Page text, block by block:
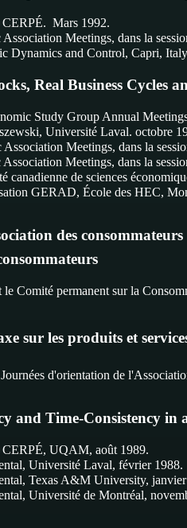
CERPÉ. Mars 1992.
Association Meetings, dans la
Dynamics and Control, Capri,
Real Business Cycles
Study Group Annual
Université Laval. octobre
Association Meetings, dans la
Association Meetings, dans la
canadienne de sciences
GERAD, École des HEC,
des
le Comité permanent sur la
sur les produits et
d'orientation de
and Time-Consistency
CERPÉ, UQAM, août 1989.
Université Laval, février 1988.
Texas A&M University,
Université de Montréal,